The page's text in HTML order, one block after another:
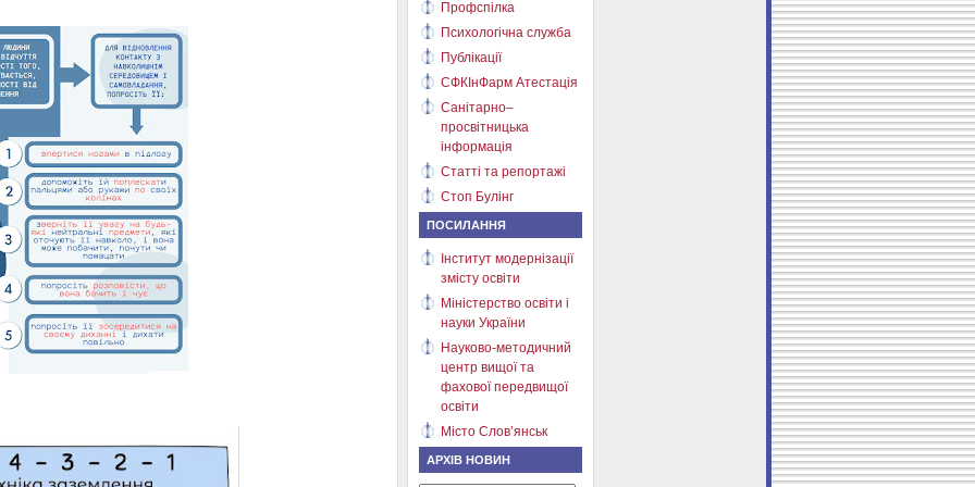
Профспілка
Психологічна служба
Публікації
СФКІнФарм Атестація
Санітарно–
просвітницька
інформація
Статті та репортажі
Стоп Булінг
ПОСИЛАННЯ
Інститут модернізації
змісту освіти
Міністерство освіти і
науки України
Науково-методичний
центр вищої та
фахової передвищої
освіти
Місто Слов’янськ
АРХІВ НОВИН